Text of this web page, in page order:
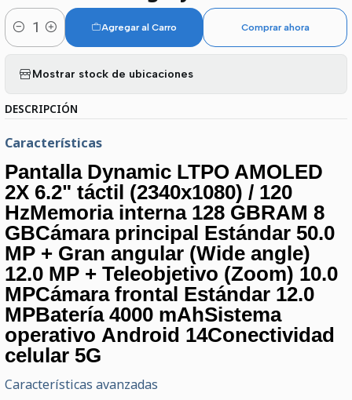
Cantidad
Agregar al Carro Comprar ahora
Mostrar stock de ubicaciones
DESCRIPCIÓN
Características
Pantalla Dynamic LTPO AMOLED
2X 6.2" táctil (2340x1080) / 120
HzMemoria interna 128 GBRAM 8
GBCámara principal Estándar 50.0
MP + Gran angular (Wide angle)
12.0 MP + Teleobjetivo (Zoom) 10.0
MPCámara frontal Estándar 12.0
MPBatería 4000 mAhSistema
operativo Android 14Conectividad
celular 5G
Características avanzadas